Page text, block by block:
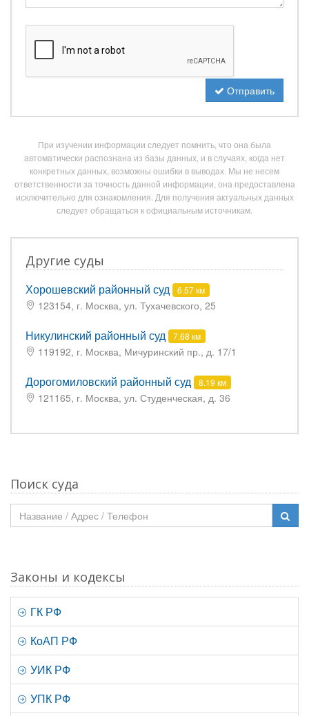
Отправить
При изучении информации следует помнить, что она была
автоматически распознана из базы данных, и в случаях, когда нет
конкретных данных, возможны ошибки в выводах. Мы не несем
ответственности за точность данной информации, она предоставлена
исключительно для ознакомления. Для получения актуальных данных
следует обращаться к официальным источникам.
Другие суды
Хорошевский районный суд 6.57 км
123154, г. Москва, ул. Тухачевского, 25
Никулинский районный суд 7.68 км
119192, г. Москва, Мичуринский пр., д. 17/1
Дорогомиловский районный суд 8.19 км
121165, г. Москва, ул. Студенческая, д. 36
Поиск суда
Законы и кодексы
ГК РФ
КоАП РФ
УИК РФ
УПК РФ